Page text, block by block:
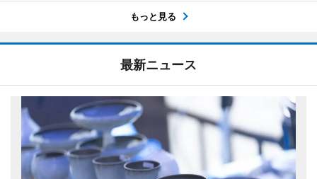
もっと見る
最新ニュース